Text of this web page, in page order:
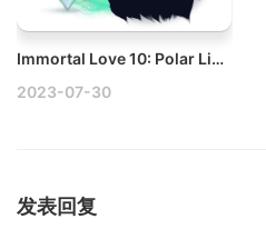
Immortal Love 10: Polar Lights Collector’s Edition v1.0 Mac永恒的爱10：极地之光极光珍藏版
2023-07-30
发表回复